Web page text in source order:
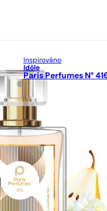
Inspirováno
Idôle
Paris Perfumes N°